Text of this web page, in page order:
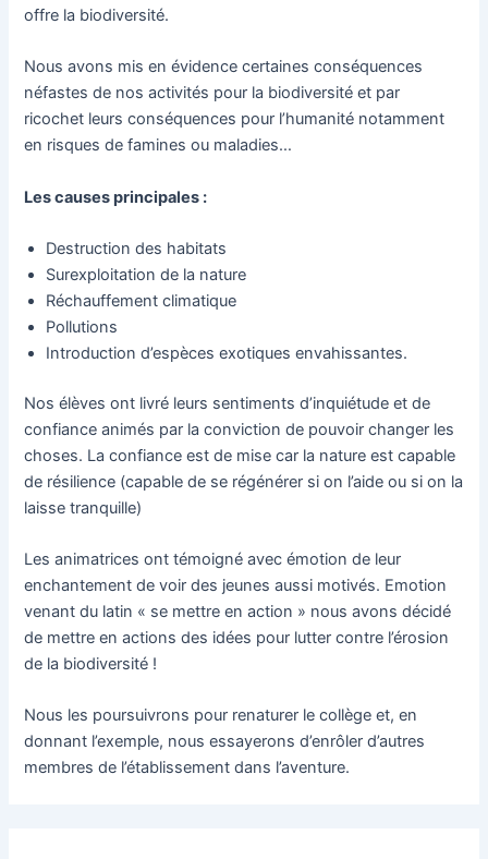
offre la biodiversité.
Nous avons mis en évidence certaines conséquences
néfastes de nos activités pour la biodiversité et par
ricochet leurs conséquences pour l’humanité notamment
en risques de famines ou maladies…
Les causes principales :
Destruction des habitats
Surexploitation de la nature
Réchauffement climatique
Pollutions
Introduction d’espèces exotiques envahissantes.
Nos élèves ont livré leurs sentiments d’inquiétude et de
confiance animés par la conviction de pouvoir changer les
choses. La confiance est de mise car la nature est capable
de résilience (capable de se régénérer si on l’aide ou si on la
laisse tranquille)
Les animatrices ont témoigné avec émotion de leur
enchantement de voir des jeunes aussi motivés. Emotion
venant du latin « se mettre en action » nous avons décidé
de mettre en actions des idées pour lutter contre l’érosion
de la biodiversité !
Nous les poursuivrons pour renaturer le collège et, en
donnant l’exemple, nous essayerons d’enrôler d’autres
membres de l’établissement dans l’aventure.